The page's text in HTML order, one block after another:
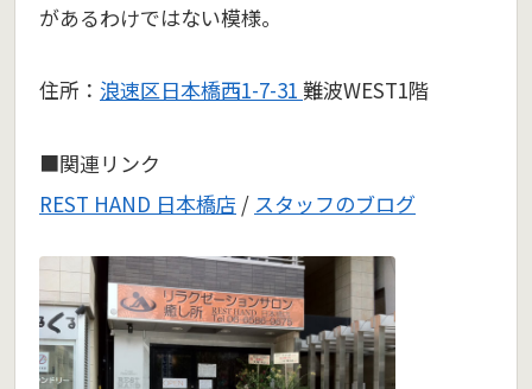
があるわけではない模様。
住所： 浪速区日本橋西1-7-31 難波WEST1階
■関連リンク
REST HAND 日本橋店 / スタッフのブログ